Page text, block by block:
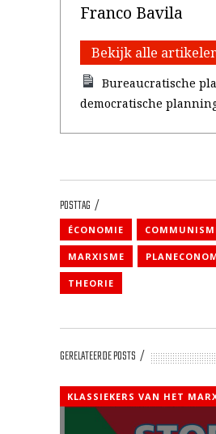
Franco Bavila
Bekijk alle
Bureaucratische
democratische
POSTTAG
ÉCONOMIE
MARXISME
THEORIE
GERELATEERDE POSTS
KLASSIEKERS VAN HET